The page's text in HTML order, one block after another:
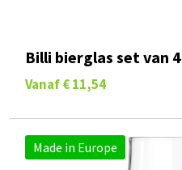
Billi bierglas set van 4
Vanaf € 11,54
Made in Europe